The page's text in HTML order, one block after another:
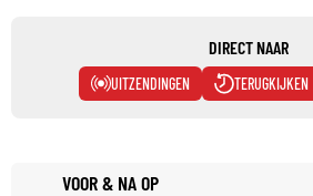
DIRECT NAAR
UITZENDINGEN TERUGKIJKEN
VOOR & NA OP